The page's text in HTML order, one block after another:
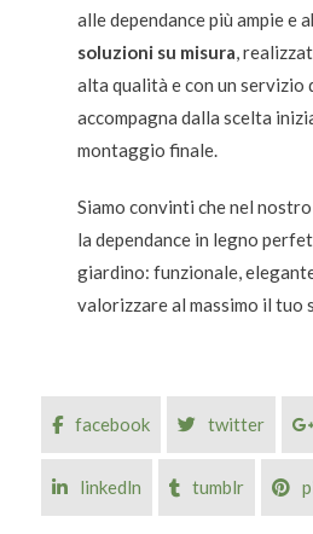
alle dependance più ampie e
soluzioni su misura,
alta qualità e con un servizio
accompagna dalla scelta
montaggio finale.
Siamo convinti che nel
la dependance in legno
giardino: funzionale,
valorizzare al massimo il tuo
facebook twitter
linkedln tumblr